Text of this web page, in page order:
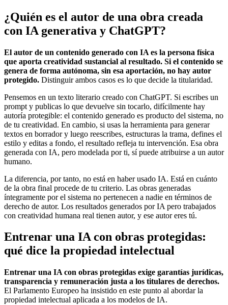
¿Quién es el autor de una obra creada
con IA generativa y ChatGPT?
El autor de un contenido generado con IA es la persona física
que aporta creatividad sustancial al resultado. Si el contenido se
genera de forma autónoma, sin esa aportación, no hay autor
protegido. Distinguir ambos casos es lo que decide la titularidad.
Pensemos en un texto literario creado con ChatGPT. Si escribes un
prompt y publicas lo que devuelve sin tocarlo, difícilmente hay
autoría protegible: el contenido generado es producto del sistema, no
de tu creatividad. En cambio, si usas la herramienta para generar
textos en borrador y luego reescribes, estructuras la trama, defines el
estilo y editas a fondo, el resultado refleja tu intervención. Esa obra
generada con IA, pero modelada por ti, sí puede atribuirse a un autor
humano.
La diferencia, por tanto, no está en haber usado IA. Está en cuánto
de la obra final procede de tu criterio. Las obras generadas
íntegramente por el sistema no pertenecen a nadie en términos de
derecho de autor. Los resultados generados por IA pero trabajados
con creatividad humana real tienen autor, y ese autor eres tú.
Entrenar una IA con obras protegidas:
qué dice la propiedad intelectual
Entrenar una IA con obras protegidas exige garantías jurídicas,
transparencia y remuneración justa a los titulares de derechos.
El Parlamento Europeo ha insistido en este punto al abordar la
propiedad intelectual aplicada a los modelos de IA.